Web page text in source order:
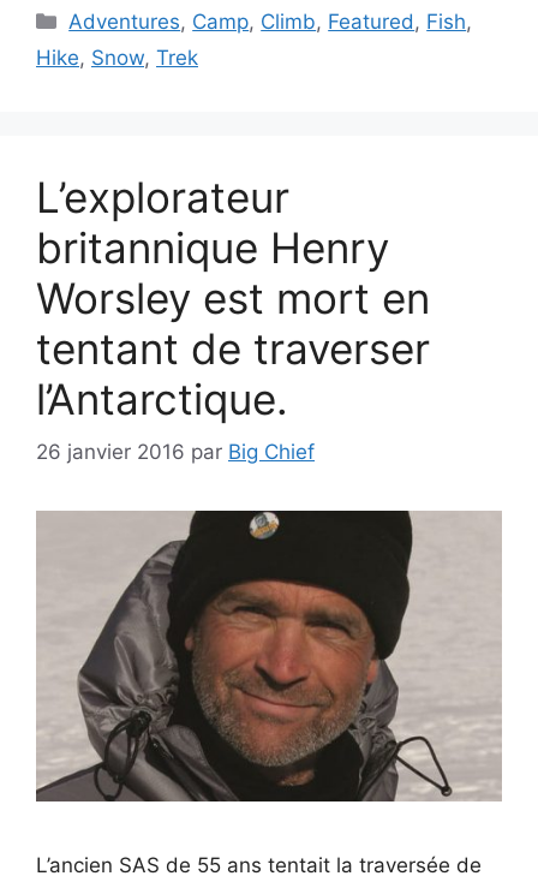
Catégories
Adventures, Camp, Climb, Featured , Fish,
Hike, Snow, Trek
L’explorateur
britannique Henry
Worsley est mort en
tentant de traverser
l’Antarctique.
26 janvier 2016 par Big Chief
L’ancien SAS de 55 ans tentait la traversée de